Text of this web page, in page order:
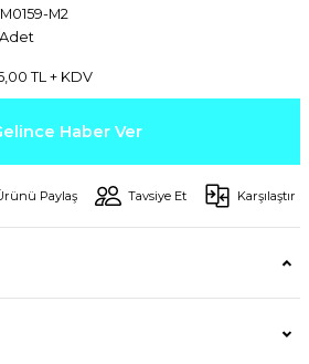
M2
TL + KDV
Haber Ver
Paylaş Tavsiye Et Karşılaştır